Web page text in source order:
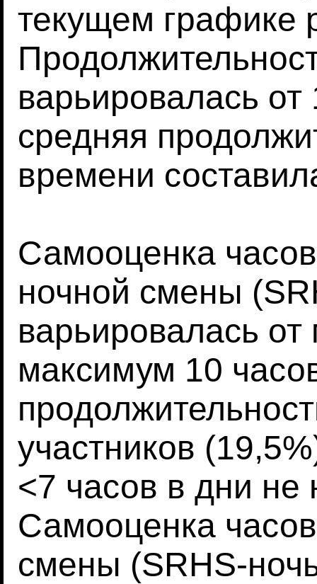
текущем графике
варьировалась
средняя
времени
Самооценка
ночной смены
варьировалась
максимум 10
участников
<7 часов в дни
Самооценка
смены (SRHS-